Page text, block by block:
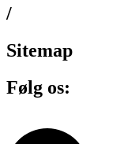
/
Sitemap
Følg os: